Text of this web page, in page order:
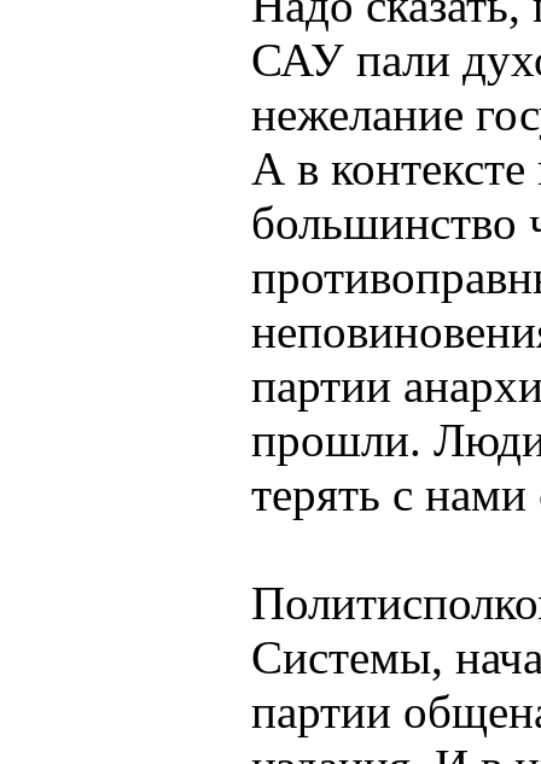
САУ пали
нежелание
А в
большинство
партии
прошли. Люди
терять с нами
Системы,
партии